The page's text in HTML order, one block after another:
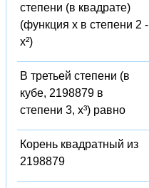
степени (в квадрате)
(функция x в степени 2 -
x²)
В третьей степени (в
кубе, 2198879 в
степени 3, x³) равно
Корень квадратный из
2198879